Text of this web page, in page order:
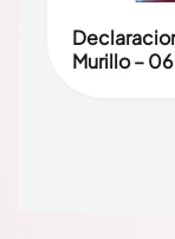
Murillo –